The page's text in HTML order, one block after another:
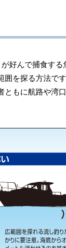
好んで捕食する
を探る方法で
ともに航路や湾